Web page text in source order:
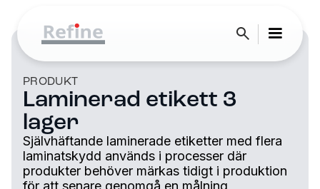
PRODUKT
Laminerad etikett 3
lager
Självhäftande laminerade etiketter med flera
laminatskydd används i processer där
produkter behöver märkas tidigt i produktion
för att senare genomgå en målning